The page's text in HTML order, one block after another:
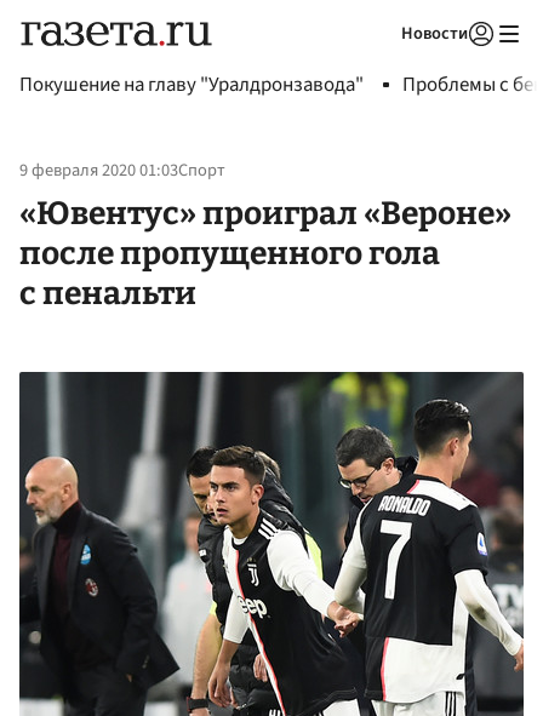
Новости
Покушение на главу "Уралдронзавода" Проблемы с
9 февраля 2020 01:03Спорт
«Ювентус» проиграл «Вероне»
после пропущенного гола
с пенальти